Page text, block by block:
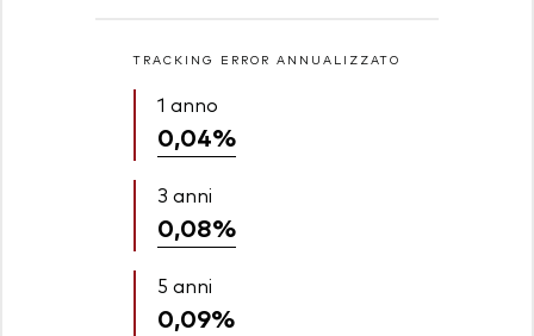
TRACKING ERROR ANNUALIZZATO
1 anno
0,04%
3 anni
0,08%
5 anni
0,09%